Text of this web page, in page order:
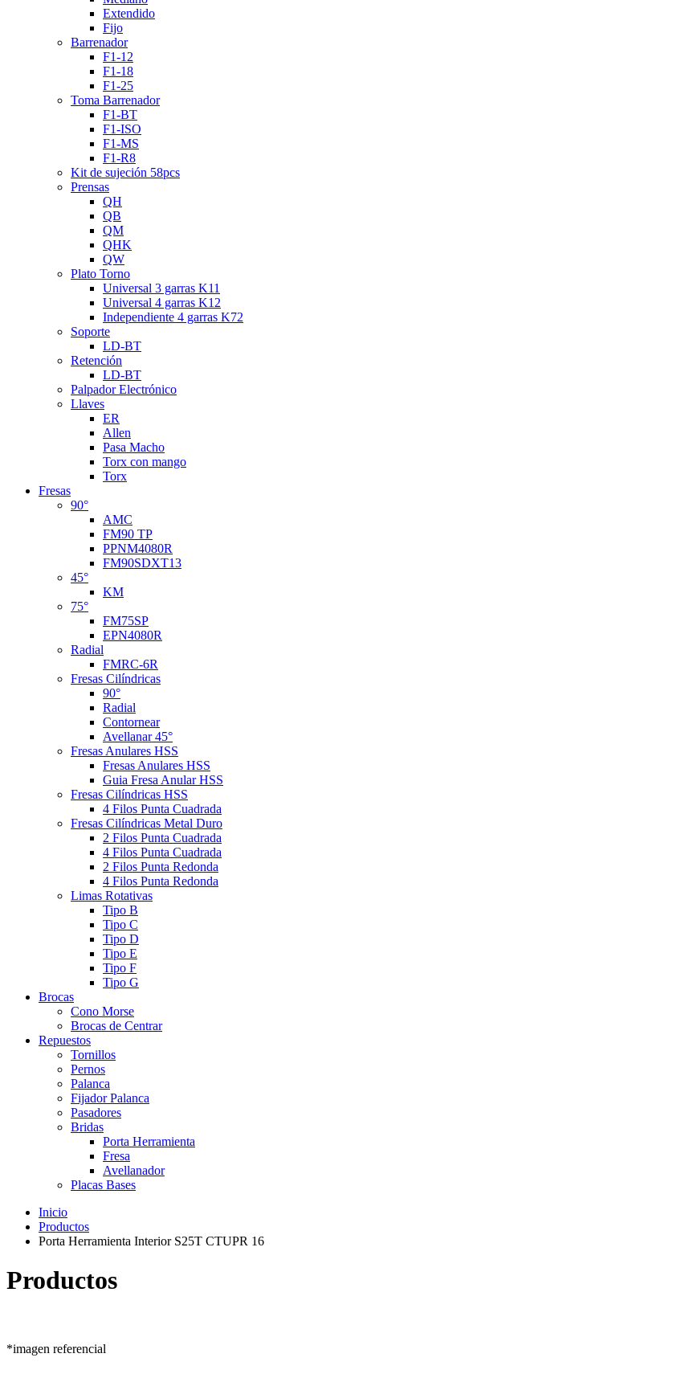
Extendido
Fijo
Barrenador
F1-12
F1-18
F1-25
Toma Barrenador
F1-BT
F1-ISO
F1-MS
F1-R8
Kit de sujeción 58pcs
Prensas
QH
QB
QM
QHK
QW
Plato Torno
Universal 3 garras K11
Universal 4 garras K12
Independiente 4 garras K72
Soporte
LD-BT
Retención
LD-BT
Palpador Electrónico
Llaves
ER
Allen
Pasa Macho
Torx con mango
Torx
Fresas
90°
AMC
FM90 TP
PPNM4080R
FM90SDXT13
45°
KM
75°
FM75SP
EPN4080R
Radial
FMRC-6R
Fresas Cilíndricas
90°
Radial
Contornear
Avellanar 45°
Fresas Anulares HSS
Fresas Anulares HSS
Guia Fresa Anular HSS
Fresas Cilíndricas HSS
4 Filos Punta Cuadrada
Fresas Cilíndricas Metal Duro
2 Filos Punta Cuadrada
4 Filos Punta Cuadrada
2 Filos Punta Redonda
4 Filos Punta Redonda
Limas Rotativas
Tipo B
Tipo C
Tipo D
Tipo E
Tipo F
Tipo G
Brocas
Cono Morse
Brocas de Centrar
Repuestos
Tornillos
Pernos
Palanca
Fijador Palanca
Pasadores
Bridas
Porta Herramienta
Fresa
Avellanador
Placas Bases
Inicio
Productos
Porta Herramienta Interior S25T CTUPR 16
Productos
*imagen referencial